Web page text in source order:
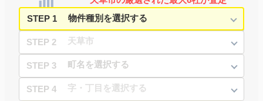
STEP 1
STEP 2
STEP 3
STEP 4